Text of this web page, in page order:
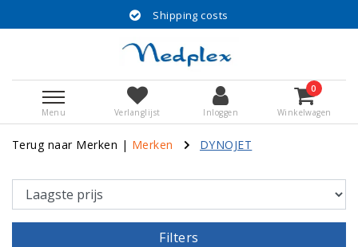
Shipping costs
Menu Verlanglijst Inloggen
0
Winkelwagen
Terug naar Merken | Merken DYNOJET
Filters